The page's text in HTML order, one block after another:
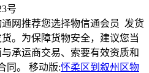
号
发货
通网推荐您选择物信通会员
货。为保障货物安全，建议您当
与承运商交易、索要有效资质和
同。 移动版:怀柔区到叙州区物